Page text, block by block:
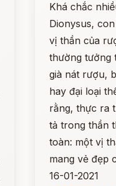
Khá chắc
Dionysus,
vị thần của
thường tưởng
già nát rượu,
hay đại loại
rằng, thực ra
tả trong thần
toàn: một vị
mang vẻ đẹp
16-01-2021